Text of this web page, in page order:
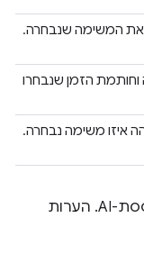
המשימה שנבחרה.
איזו משימה נבחרה.
סיכום ה-trace נשלח כמעט תמיד כדי לספק הקשר ראשוני ל-Gemini, המודל הבסיסי של העזרה מבוססת-AI. הערות